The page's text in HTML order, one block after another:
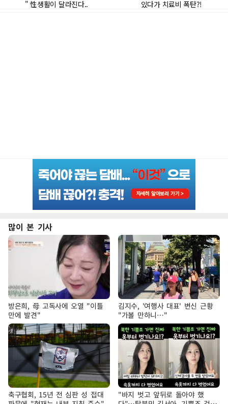
많이 본 기사
방은희, 母 고독사에 오열 "이틀
만에 발견"
김지수, '여행사 대표' 변신 근황
"가볼 만하니…"
축구협회, 15년 전 심판 성 접대
"바지 벗고 앞뒤로 돌아야 했